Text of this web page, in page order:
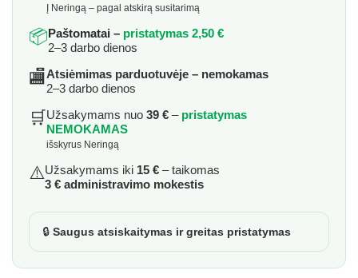
Į Neringą – pagal atskirą susitarimą
📦Paštomatai – pristatymas 2,50 €
2–3 darbo dienos
🏬Atsiėmimas parduotuvėje – nemokamas
2–3 darbo dienos
🛒Užsakymams nuo 39 € – pristatymas
NEMOKAMAS
išskyrus Neringą
⚠️Užsakymams iki 15 € – taikomas
3 € administravimo mokestis
🔒 Saugus atsiskaitymas ir greitas pristatymas